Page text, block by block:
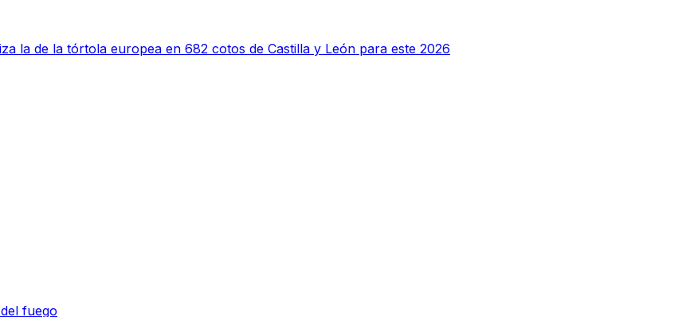
la de la tórtola europea en 682 cotos de Castilla y León para este 2026
fuego